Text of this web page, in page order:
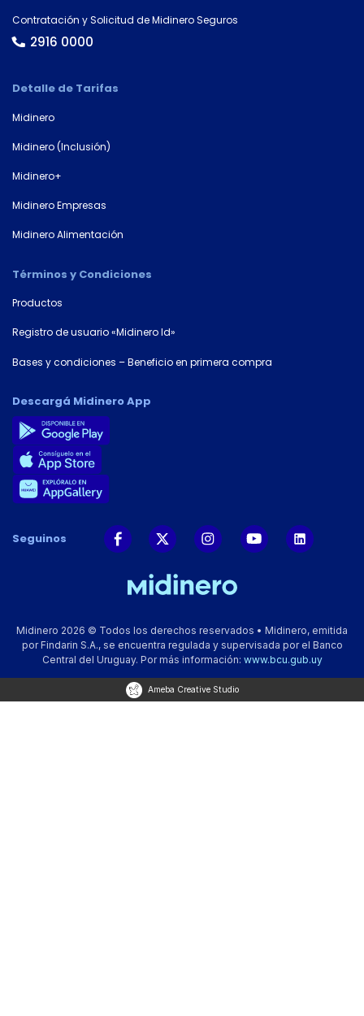
Contratación y Solicitud de Midinero Seguros
2916 0000
Detalle de Tarifas
Midinero
Midinero (Inclusión)
Midinero+
Midinero Empresas
Midinero Alimentación
Términos y Condiciones
Productos
Registro de usuario «Midinero Id»
Bases y condiciones – Beneficio en primera compra
Descargá Midinero App
Seguinos
Midinero 2026 © Todos los derechos reservados • Midinero, emitida
por Findarin S.A., se encuentra regulada y supervisada por el Banco
Central del Uruguay. Por más información: www.bcu.gub.uy
Ameba Creative Studio